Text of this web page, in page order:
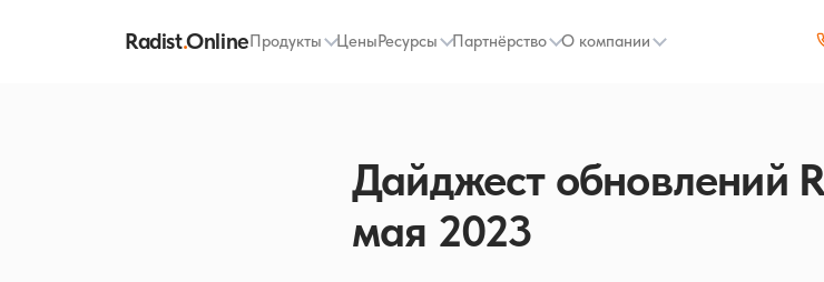
Radist.OnlineПродукты ЦеныРесурсы Партнёрство О компании
Дайджест обновлений
мая 2023